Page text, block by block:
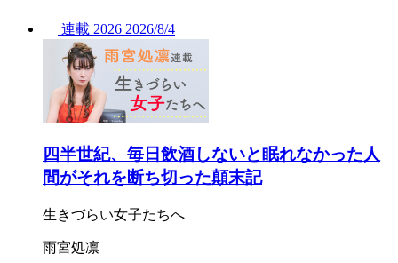
連載 2026 2026/8/4
四半世紀、毎日飲酒しないと眠れなかった人
間がそれを断ち切った顛末記
生きづらい女子たちへ
雨宮処凛